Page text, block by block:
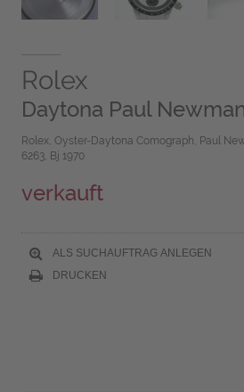
Rolex
Daytona Paul
Rolex, Oyster-Daytona Comograph, Paul
6263, Bj 1970
verkauft
ALS SUCHAUFTRAG ANLEGEN
DRUCKEN